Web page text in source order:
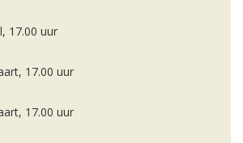
17.00 uur
17.00 uur
17.00 uur